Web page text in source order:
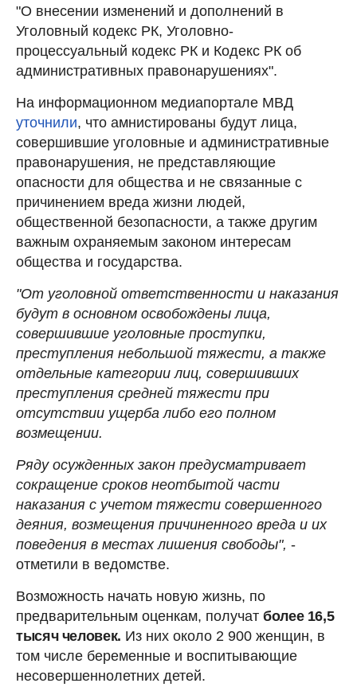
"О внесении изменений и дополнений в
Уголовный кодекс РК, Уголовно-
процессуальный кодекс РК и Кодекс РК об
административных правонарушениях".
На информационном медиапортале МВД
уточнили, что амнистированы будут лица,
совершившие уголовные и административные
правонарушения, не представляющие
опасности для общества и не связанные с
причинением вреда жизни людей,
общественной безопасности, а также другим
важным охраняемым законом интересам
общества и государства.
"От уголовной ответственности и наказания
будут в основном освобождены лица,
совершившие уголовные проступки,
преступления небольшой тяжести, а также
отдельные категории лиц, совершивших
преступления средней тяжести при
отсутствии ущерба либо его полном
возмещении.
Ряду осужденных закон предусматривает
сокращение сроков неотбытой части
наказания с учетом тяжести совершенного
деяния, возмещения причиненного вреда и их
поведения в местах лишения свободы", -
отметили в ведомстве.
Возможность начать новую жизнь, по
предварительным оценкам, получат более 16,5
тысяч человек. Из них около 2 900 женщин, в
том числе беременные и воспитывающие
несовершеннолетних детей.